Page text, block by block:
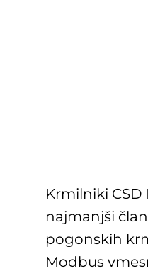
Krmilniki CSD
najmanjši
pogonskih
Modbus